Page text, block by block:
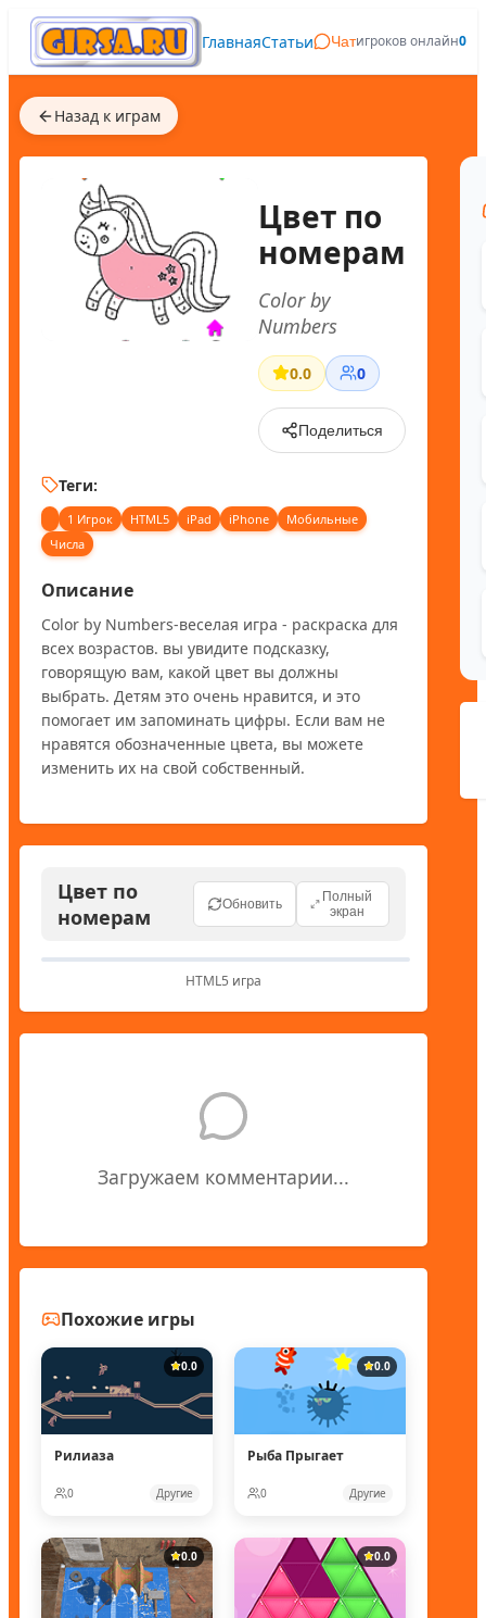
ГлавнаяСтатьи Чатигроков онлайн0
Назад к играм
Цвет по
номерам
Color by
Numbers
0.0 0
Поделиться
Теги:
1 Игрок HTML5 iPad iPhone
Мобильные
Числа
Описание
Color by Numbers-веселая игра - раскраска для
всех возрастов. вы увидите подсказку,
говорящую вам, какой цвет вы должны
выбрать. Детям это очень нравится, и это
помогает им запоминать цифры. Если вам не
нравятся обозначенные цвета, вы можете
изменить их на свой собственный.
Цвет по
номерам
Обновить
Полный
экран
HTML5 игра
Загружаем комментарии...
Похожие игры
0.0
Рилиаза
0 Другие
0.0
Рыба Прыгает
0 Другие
0.0 0.0